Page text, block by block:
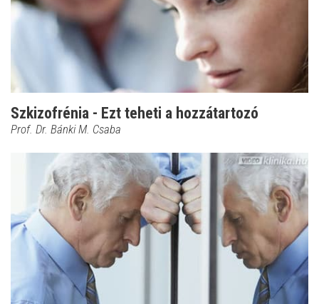
Szkizofrénia - Ezt teheti a hozzátartozó
Prof. Dr. Bánki M. Csaba